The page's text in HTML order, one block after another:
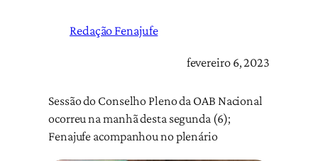
Redação Fenajufe
fevereiro 6, 2023
Sessão do Conselho Pleno da OAB Nacional
ocorreu na manhã desta segunda (6);
Fenajufe acompanhou no plenário